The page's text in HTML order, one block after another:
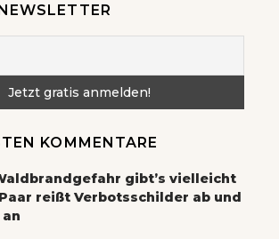
KOMMENTARE
gibt’s vielleicht
reißt Verbotsschilder ab und